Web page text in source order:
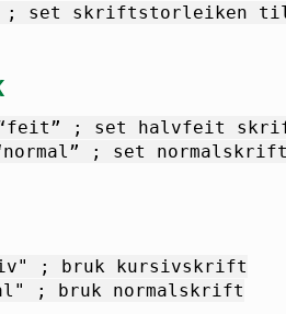
12 ; set skriftstorleiken
“feit” ; set halvfeit
“normal” ; set
; bruk kursivskrift
; bruk normalskrift